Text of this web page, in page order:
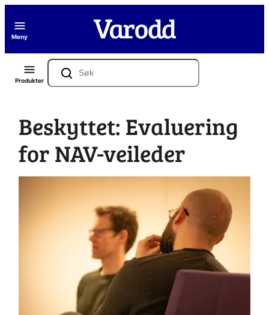
Meny
Produkter
Søk
Beskyttet: Evaluering
for NAV-veileder